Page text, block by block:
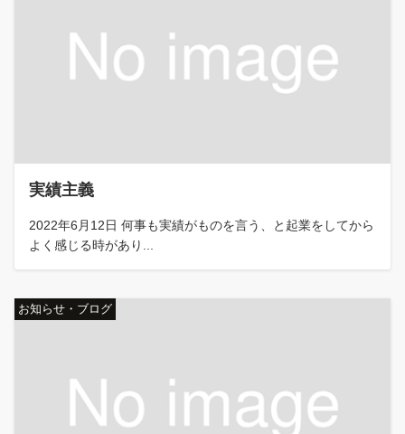
実績主義
2022年6月12日 何事も実績がものを言う、と起業をしてから
よく感じる時があり...
お知らせ・ブログ